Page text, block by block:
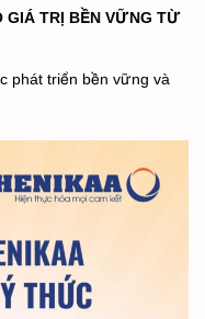
GIÁ TRỊ BỀN VỮNG TỪ
phát triển bền vững và